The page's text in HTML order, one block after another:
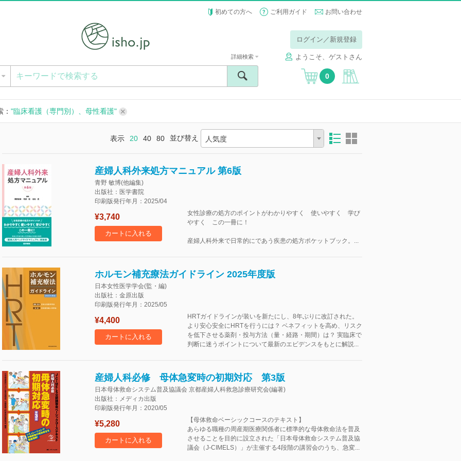
初めての方へ ご利用ガイド お問い合わせ
ログイン／新規登録
ようこそ、ゲストさん
詳細検索
0
"臨床看護（専門別）、母性看護"
表示 20 40 80 並び替え 人気度
産婦人科外来処方マニュアル 第6版
青野 敏博(他編集)
出版社：医学書院
印刷版発行年月：2025/04
¥3,740
カートに入れる
女性診療の処方のポイントがわかりやすく 使いやすく 学び
やすく この一冊に！
産婦人科外来で日常的にであう疾患の処方ポケットブック。...
ホルモン補充療法ガイドライン 2025年度版
日本女性医学学会(監・編)
出版社：金原出版
印刷版発行年月：2025/05
¥4,400
カートに入れる
HRTガイドラインが装いを新たにし、8年ぶりに改訂された。
より安心安全にHRTを行うには？ ベネフィットを高め、リスク
を低下させる薬剤・投与方法（量・経路・期間）は？ 実臨床で
判断に迷うポイントについて最新のエビデンスをもとに解説...
産婦人科必修 母体急変時の初期対応 第3版
日本母体救命システム普及協議会 京都産婦人科救急診療研究会(編著)
出版社：メディカ出版
印刷版発行年月：2020/05
¥5,280
カートに入れる
【母体救命ベーシックコースのテキスト】
あらゆる職種の周産期医療関係者に標準的な母体救命法を普及
させることを目的に設立された「日本母体救命システム普及協
議会（J-CIMELS）」が主催する4段階の講習会のうち、急変...